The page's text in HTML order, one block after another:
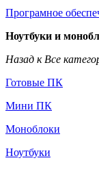
Програмное
Ноутбуки и
Назад к Все
Готовые ПК
Мини ПК
Моноблоки
Ноутбуки